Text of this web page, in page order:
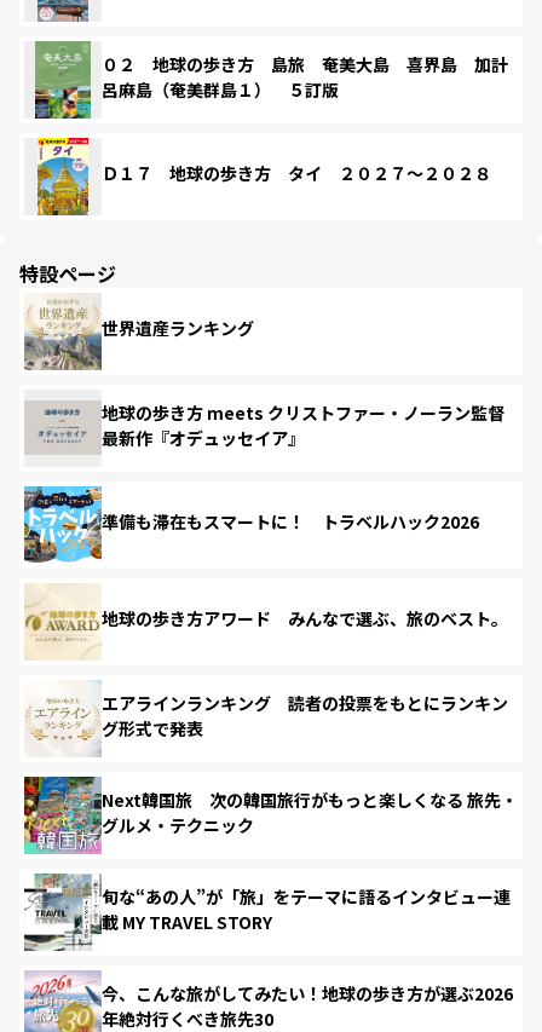
０２ 地球の歩き方 島旅 奄美大島 喜界島 加計
呂麻島（奄美群島１） ５訂版
Ｄ１７ 地球の歩き方 タイ ２０２７～２０２８
特設ページ
世界遺産ランキング
地球の歩き方 meets クリストファー・ノーラン監督
最新作『オデュッセイア』
準備も滞在もスマートに！ トラベルハック2026
地球の歩き方アワード みんなで選ぶ、旅のベスト。
エアラインランキング 読者の投票をもとにランキン
グ形式で発表
Next韓国旅 次の韓国旅行がもっと楽しくなる 旅先・
グルメ・テクニック
旬な“あの人”が「旅」をテーマに語るインタビュー連
載 MY TRAVEL STORY
今、こんな旅がしてみたい！地球の歩き方が選ぶ2026
年絶対行くべき旅先30